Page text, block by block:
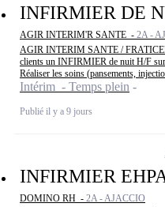
INFIRMIER DE
AGIR INTERIM'R SANTE - 2A -
AGIR INTERIM SANTE /
clients un INFIRMIER de nuit H/F
Réaliser les soins (pansements,
Intérim - Temps plein
Publié il y a 9 jours
INFIRMIER
DOMINO RH - 2A - AJACCIO